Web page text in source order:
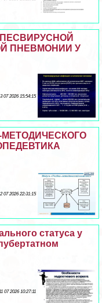
ПНЕВМОНИИ У
07 2026 15:54:15
07 2026 22:31:15
статуса у
07 2026 10:27:11